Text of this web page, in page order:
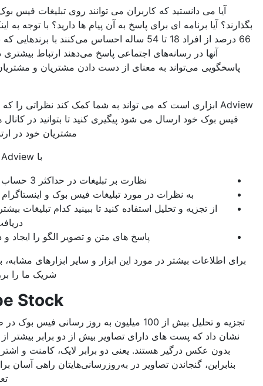
می دانستید که کاربران می توانند روی تبلیغات فیس بوک شما نظر
آیا برنامه ای برای پاسخ به آن پیام ها دارید؟ با توجه به اینکه بیش از
66 درصد از افراد 18 تا 54 ساله احساس می‌کنند با برندهایی که به پیام‌های
آنها در رسانه‌های اجتماعی پاسخ می‌دهند ارتباط بیشتری دارند، عدم
می‌تواند به معنای از دست دادن مشتریان و مشتریان ارزشمند
Adview ابزاری است که می تواند به شما کمک کند نظراتی را که در تبلیغات
خود ارسال می شود پیگیری کنید تا بتوانید در کانال های خود با
مشتریان خود در ارتباط باشید.
نظارت بر تبلیغات در حداکثر 3 حساب فیس بوک
به نظرات در مورد تبلیغات فیس بوک و اینستاگرام پاسخ دهید
از تجزیه و تحلیل استفاده کنید تا ببینید کدام تبلیغات بیشترین نظر را
دریافت می کنند
پاسخ های متن و تصویر الگو را ایجاد و ذخیره کنید
بیشتر در مورد این ابزار و سایر ابزارهای مشابه، برنامه های
شریک ما را بررسی کنید.
Adobe Stock
تجزیه و تحلیل بیش از 100 میلیون به روز رسانی فیس بوک در طی 3 ماه،
داد که پست های دارای تصاویر بیش از دو برابر بیشتر از پست های
عکس درگیر هستند. یعنی دو برابر لایک، کامنت و اشتراک گذاری.
گنجاندن تصاویر در به‌روزرسانی‌هایتان راهی آسان برای افزایش
تعامل است.